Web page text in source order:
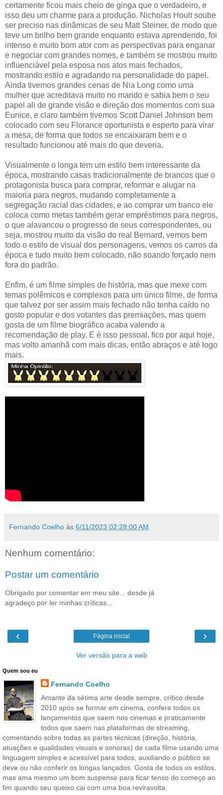
certamente ficou mais cheio de ginga que o verdadeiro, e
isso deu um charme para a produção. Nicholas Hoult soube
ser preciso nas dinâmicas de seu Matt Steiner, de modo que
teve um brilho bem grande enquanto estava aprendendo, foi
intenso e muito bom ator com as perspectivas para enganar
e negociar com grandes nomes, e também se mostrou muito
influenciável pela esposa nos atos mais fechados,
mostrando estilo e agradando na personalidade do papel.
Ainda tivemos grandes cenas de Nia Long como uma
mulher que acreditava muito no marido e sabia bem o seu
papel ali de grande visão e direção dos momentos com sua
Eunice, e claro também tivemos Scott Daniel Johnson bem
colocado com seu Florance oportunista e esperto para virar
a mesa, de forma que todos se encaixaram bem e o
resultado funcionou até mais do que deveria.
Visualmente o longa tem um estilo bem interessante da
época, mostrando casas tradicionalmente de brancos que o
protagonista busca para comprar, reformar e alugar na
maioria para negros, mudando completamente a
segregação racial das cidades, e ao comprar um banco ele
coloca como metas também gerar empréstimos para negros,
o que alavancou o progresso de seus correspondentes, ou
seja, mostrou muito da visão do real Bernard, vemos bem
todo o estilo de visual dos personagens, vemos os carros da
época e tudo muito bem colocado, não soando forçado nem
fora do padrão.
Enfim, é um filme simples de história, mas que mexe com
temas polêmicos e complexos para um único filme, de forma
que talvez por ser assim mais fechado não tenha caído no
gosto popular e dos votantes das premiações, mas quem
gosta de um filme biográfico acaba valendo a
recomendação de play. E é isso pessoal, fico por aqui hoje,
mas volto amanhã com mais dicas, então abraços e até logo
mais.
Fernando Coelho às 6/11/2023 02:28:00 AM
Nenhum comentário:
Postar um comentário
Obrigado por comentar em meu site... desde já
agradeço por ler minhas críticas...
‹ ›
Página inicial
Ver versão para a web
Quem sou eu
Fernando Coelho
Amante da sétima arte desde sempre, crítico desde
2010 após se formar em cinema, confere todos os
lançamentos que saem nos cinemas e praticamente
todos que saem nas plataformas de streaming,
comentando sobre todas as partes técnicas (direção, história,
atuações e qualidades visuais e sonoras) de cada filme usando uma
linguagem simples e acessível para todos, auxiliando o público se
deve ou não conferir os longas lançados. Gosta de todos os estilos,
mas ama mesmo um bom suspense para ficar tenso do começo ao
fim quando seu queixo cai com uma boa reviravolta.